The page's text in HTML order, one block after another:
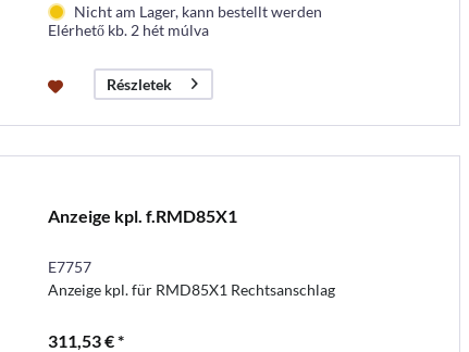
Nicht am Lager, kann bestellt werden
Elérhető kb. 2 hét múlva
Részletek
Anzeige kpl. f.RMD85X1
E7757
Anzeige kpl. für RMD85X1 Rechtsanschlag
311,53 € *